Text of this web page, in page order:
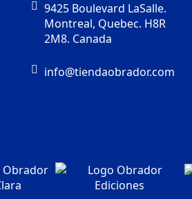
9425 Boulevard LaSalle.
Montreal, Quebec. H8R
2M8. Canada
info@tiendaobrador.com